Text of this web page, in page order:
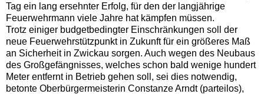
Tag ein lang ersehnter Erfolg, für den der langjährige
Feuerwehrmann viele Jahre hat kämpfen müssen.
Trotz einiger budgetbedingter Einschränkungen soll der
neue Feuerwehrstützpunkt in Zukunft für ein größeres Maß
an Sicherheit in Zwickau sorgen. Auch wegen des Neubaus
des Großgefängnisses, welches schon bald wenige hundert
Meter entfernt in Betrieb gehen soll, sei dies notwendig,
betonte Oberbürgermeisterin Constanze Arndt (parteilos),